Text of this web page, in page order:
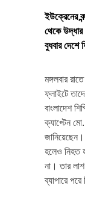
ইউক্রেনের
থেকে উদ্ধার
বুধবার দেশে
মঙ্গলবার
ফ্লাইটে
বাংলাদেশ
ক্যাপ্টেন
হলেও নিহত
না। তার
ব্যাপারে